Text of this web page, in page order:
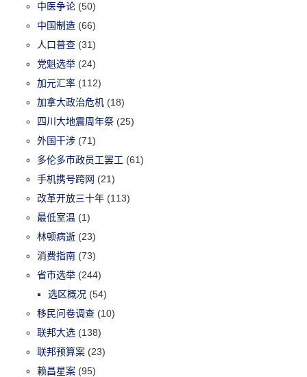
中医争论 (50)
中国制造 (66)
人口普查 (31)
党魁选举 (24)
加元汇率 (112)
加拿大政治危机 (18)
四川大地震周年祭 (25)
外国干涉 (71)
多伦多市政员工罢工 (61)
手机携号跨网 (21)
改革开放三十年 (113)
最低室温 (1)
林顿病逝 (23)
消费指南 (73)
省市选举 (244)
选区概况 (54)
移民问卷调查 (10)
联邦大选 (138)
联邦预算案 (23)
赖昌星案 (95)